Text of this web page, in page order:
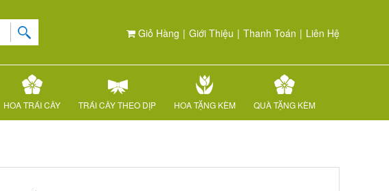
Giỏ Hàng | Giới Thiệu | Thanh Toán | Liên Hệ
HOA TRÁI CÂY TRÁI CÂY THEO DỊP HOA TẶNG KÈM QUÀ TẶNG KÈM